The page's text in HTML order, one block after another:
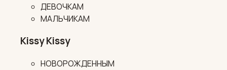
ДЕВОЧКАМ
МАЛЬЧИКАМ
Kissy Kissy
НОВОРОЖДЕННЫМ